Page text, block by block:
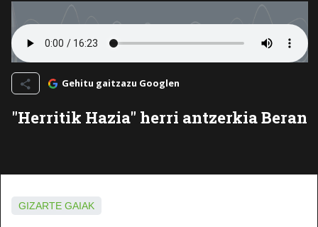
Gehitu gaitzazu Googlen
"Herritik Hazia" herri antzerkia Beran
GIZARTE GAIAK